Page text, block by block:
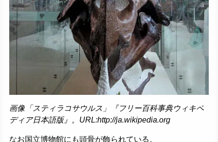
画像「スティラコサウルス」『フリー百科事典ウィキペ
ディア日本語版』。URL:http://ja.wikipedia.org
なお国立博物館にも頭骨が飾られている。